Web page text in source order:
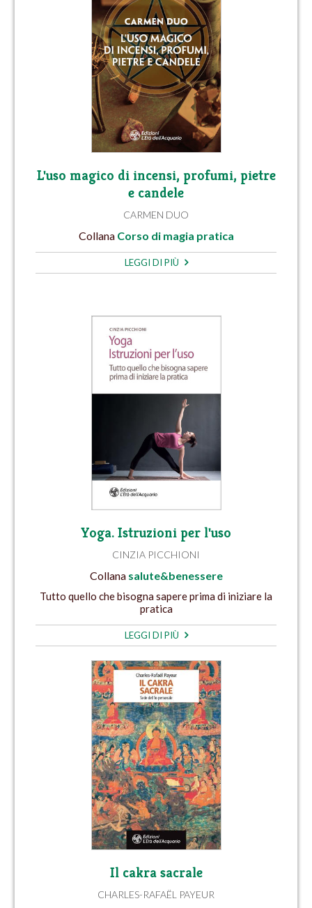
L'uso magico di incensi, profumi, pietre
e candele
CARMEN DUO
Collana Corso di magia pratica
LEGGI DI PIÙ
Yoga. Istruzioni per l'uso
CINZIA PICCHIONI
Collana salute&benessere
Tutto quello che bisogna sapere prima di iniziare la
pratica
LEGGI DI PIÙ
Il cakra sacrale
CHARLES-RAFAËL PAYEUR